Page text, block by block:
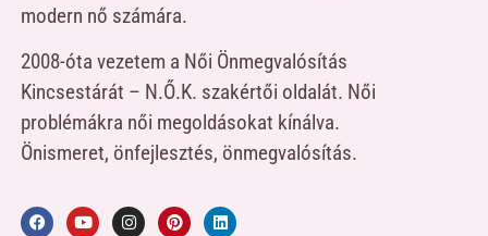
modern nő számára.
2008-óta vezetem a Női Önmegvalósítás
Kincsestárát – N.Ő.K. szakértői oldalát. Női
problémákra női megoldásokat kínálva.
Önismeret, önfejlesztés, önmegvalósítás.